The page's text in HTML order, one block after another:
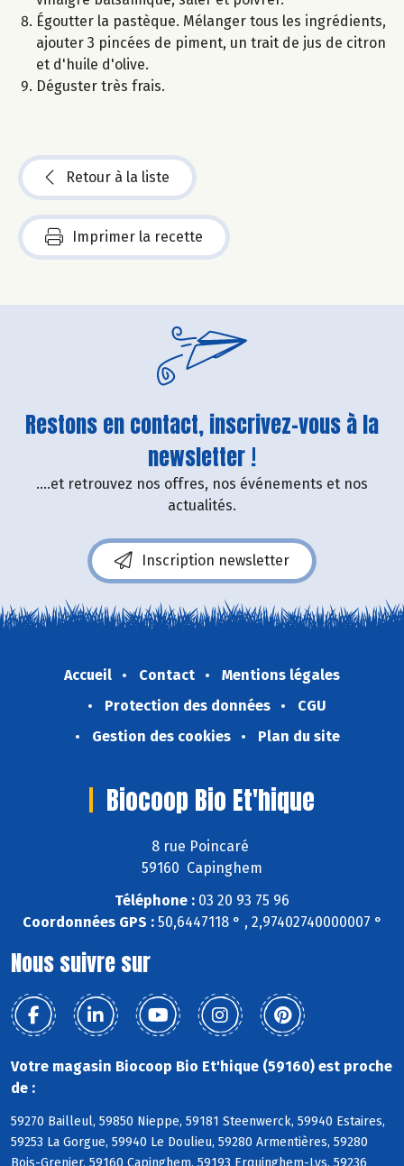
Égoutter la pastèque. Mélanger tous les ingrédients,
ajouter 3 pincées de piment, un trait de jus de citron
et d'huile d'olive.
Déguster très frais.
Retour à la liste
Imprimer la recette
Restons en contact, inscrivez-vous à la
newsletter !
....et retrouvez nos offres, nos événements et nos
actualités.
Inscription newsletter
Accueil Contact
Mentions légales
Protection des données
CGU
Gestion des cookies
Plan du site
Biocoop Bio Et'hique
8 rue Poincaré
59160 Capinghem
Téléphone : 03 20 93 75 96
Coordonnées GPS :50,6447118 ° , 2,97402740000007 °
Nous suivre sur
Votre magasin Biocoop Bio Et'hique (59160) est proche
de :
59270 Bailleul, 59850 Nieppe, 59181 Steenwerck, 59940 Estaires,
59253 La Gorgue, 59940 Le Doulieu, 59280 Armentières, 59280